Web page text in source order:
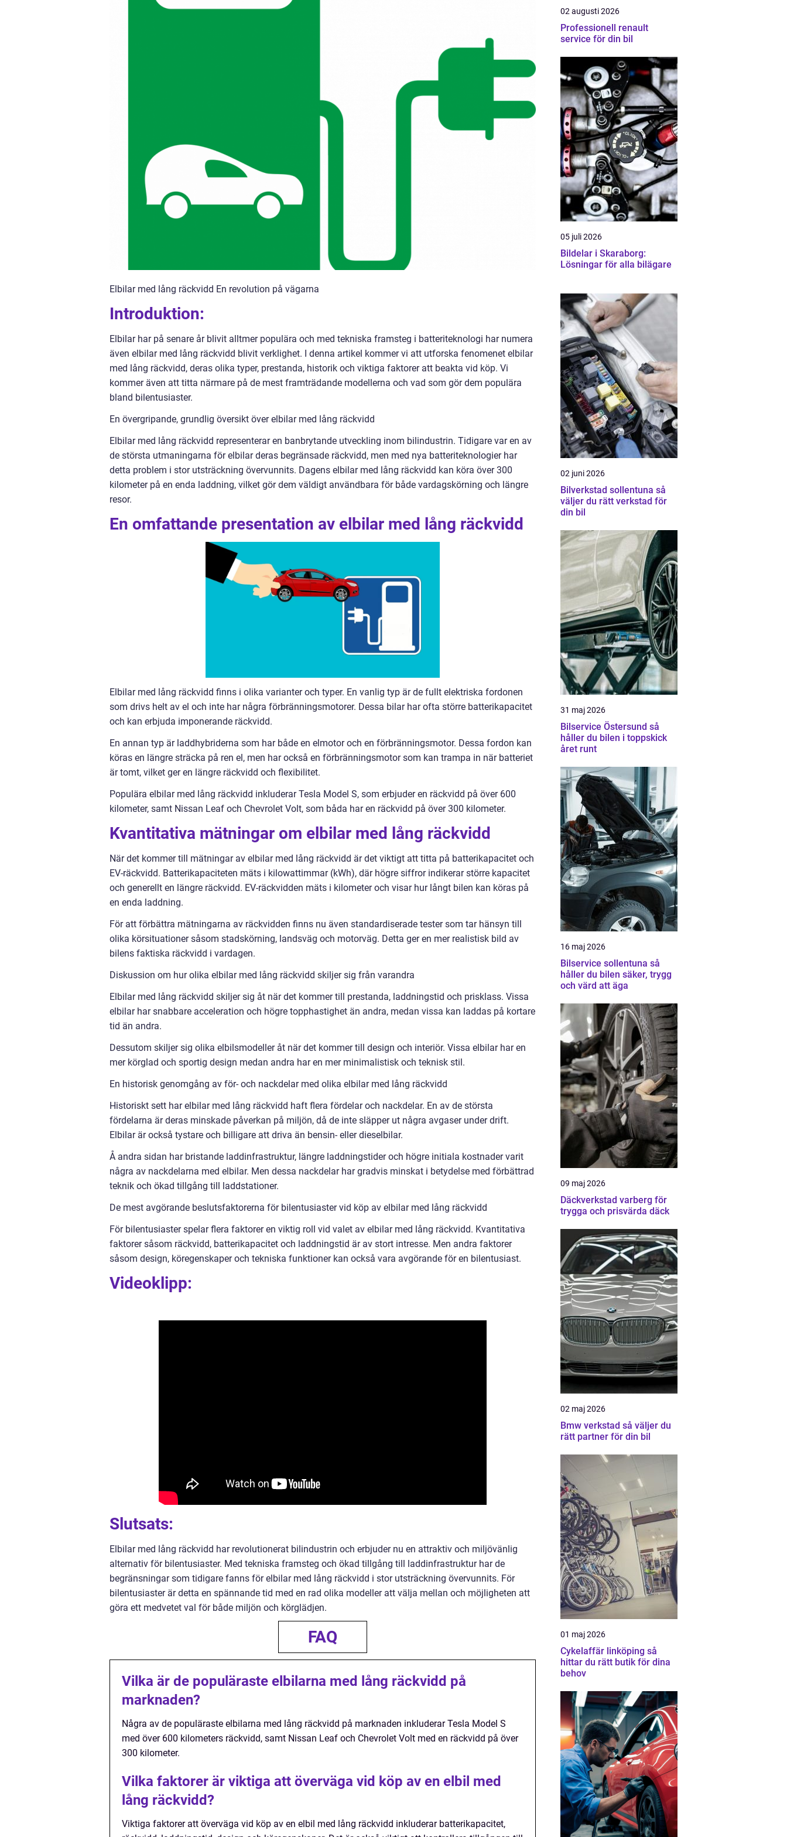
Elbilar med lång räckvidd En revolution på vägarna
Introduktion:
Elbilar har på senare år blivit alltmer populära och med tekniska framsteg i batteriteknologi har numera
även elbilar med lång räckvidd blivit verklighet. I denna artikel kommer vi att utforska fenomenet elbilar
med lång räckvidd, deras olika typer, prestanda, historik och viktiga faktorer att beakta vid köp. Vi
kommer även att titta närmare på de mest framträdande modellerna och vad som gör dem populära
bland bilentusiaster.
En övergripande, grundlig översikt över elbilar med lång räckvidd
Elbilar med lång räckvidd representerar en banbrytande utveckling inom bilindustrin. Tidigare var en av
de största utmaningarna för elbilar deras begränsade räckvidd, men med nya batteriteknologier har
detta problem i stor utsträckning övervunnits. Dagens elbilar med lång räckvidd kan köra över 300
kilometer på en enda laddning, vilket gör dem väldigt användbara för både vardagskörning och längre
resor.
En omfattande presentation av elbilar med lång räckvidd
Elbilar med lång räckvidd finns i olika varianter och typer. En vanlig typ är de fullt elektriska fordonen
som drivs helt av el och inte har några förbränningsmotorer. Dessa bilar har ofta större batterikapacitet
och kan erbjuda imponerande räckvidd.
En annan typ är laddhybriderna som har både en elmotor och en förbränningsmotor. Dessa fordon kan
köras en längre sträcka på ren el, men har också en förbränningsmotor som kan trampa in när batteriet
är tomt, vilket ger en längre räckvidd och flexibilitet.
Populära elbilar med lång räckvidd inkluderar Tesla Model S, som erbjuder en räckvidd på över 600
kilometer, samt Nissan Leaf och Chevrolet Volt, som båda har en räckvidd på över 300 kilometer.
Kvantitativa mätningar om elbilar med lång räckvidd
När det kommer till mätningar av elbilar med lång räckvidd är det viktigt att titta på batterikapacitet och
EV-räckvidd. Batterikapaciteten mäts i kilowattimmar (kWh), där högre siffror indikerar större kapacitet
och generellt en längre räckvidd. EV-räckvidden mäts i kilometer och visar hur långt bilen kan köras på
en enda laddning.
För att förbättra mätningarna av räckvidden finns nu även standardiserade tester som tar hänsyn till
olika körsituationer såsom stadskörning, landsväg och motorväg. Detta ger en mer realistisk bild av
bilens faktiska räckvidd i vardagen.
Diskussion om hur olika elbilar med lång räckvidd skiljer sig från varandra
Elbilar med lång räckvidd skiljer sig åt när det kommer till prestanda, laddningstid och prisklass. Vissa
elbilar har snabbare acceleration och högre topphastighet än andra, medan vissa kan laddas på kortare
tid än andra.
Dessutom skiljer sig olika elbilsmodeller åt när det kommer till design och interiör. Vissa elbilar har en
mer körglad och sportig design medan andra har en mer minimalistisk och teknisk stil.
En historisk genomgång av för- och nackdelar med olika elbilar med lång räckvidd
Historiskt sett har elbilar med lång räckvidd haft flera fördelar och nackdelar. En av de största
fördelarna är deras minskade påverkan på miljön, då de inte släpper ut några avgaser under drift.
Elbilar är också tystare och billigare att driva än bensin- eller dieselbilar.
Å andra sidan har bristande laddinfrastruktur, längre laddningstider och högre initiala kostnader varit
några av nackdelarna med elbilar. Men dessa nackdelar har gradvis minskat i betydelse med förbättrad
teknik och ökad tillgång till laddstationer.
De mest avgörande beslutsfaktorerna för bilentusiaster vid köp av elbilar med lång räckvidd
För bilentusiaster spelar flera faktorer en viktig roll vid valet av elbilar med lång räckvidd. Kvantitativa
faktorer såsom räckvidd, batterikapacitet och laddningstid är av stort intresse. Men andra faktorer
såsom design, köregenskaper och tekniska funktioner kan också vara avgörande för en bilentusiast.
Videoklipp:
Slutsats:
Elbilar med lång räckvidd har revolutionerat bilindustrin och erbjuder nu en attraktiv och miljövänlig
alternativ för bilentusiaster. Med tekniska framsteg och ökad tillgång till laddinfrastruktur har de
begränsningar som tidigare fanns för elbilar med lång räckvidd i stor utsträckning övervunnits. För
bilentusiaster är detta en spännande tid med en rad olika modeller att välja mellan och möjligheten att
göra ett medvetet val för både miljön och körglädjen.
FAQ
Vilka är de populäraste elbilarna med lång räckvidd på
marknaden?
Några av de populäraste elbilarna med lång räckvidd på marknaden inkluderar Tesla Model S
med över 600 kilometers räckvidd, samt Nissan Leaf och Chevrolet Volt med en räckvidd på över
300 kilometer.
Vilka faktorer är viktiga att överväga vid köp av en elbil med
lång räckvidd?
Viktiga faktorer att överväga vid köp av en elbil med lång räckvidd inkluderar batterikapacitet,
02 augusti 2026
Professionell renault
service för din bil
05 juli 2026
Bildelar i Skaraborg:
Lösningar för alla bilägare
02 juni 2026
Bilverkstad sollentuna så
väljer du rätt verkstad för
din bil
31 maj 2026
Bilservice Östersund så
håller du bilen i toppskick
året runt
16 maj 2026
Bilservice sollentuna så
håller du bilen säker, trygg
och värd att äga
09 maj 2026
Däckverkstad varberg för
trygga och prisvärda däck
02 maj 2026
Bmw verkstad så väljer du
rätt partner för din bil
01 maj 2026
Cykelaffär linköping så
hittar du rätt butik för dina
behov